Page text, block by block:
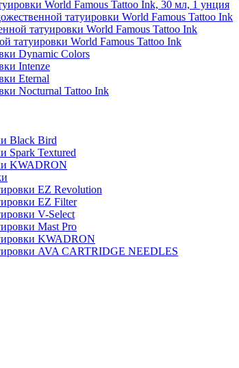
World Famous Tattoo Ink, 30 мл, 1 унция
татуировки World Famous Tattoo Ink
татуировки World Famous Tattoo Ink
татуировки World Famous Tattoo Ink
Dynamic Colors
Intenze
Eternal
Nocturnal Tattoo Ink
Black Bird
Spark Textured
KWADRON
EZ Revolution
EZ Filter
V-Select
Mast Pro
KWADRON
AVA CARTRIDGE NEEDLES